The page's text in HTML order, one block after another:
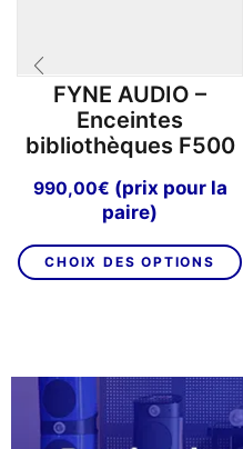
FYNE AUDIO –
Enceintes
bibliothèques F500
990,00€ (prix pour la
paire)
CHOIX DES OPTIONS